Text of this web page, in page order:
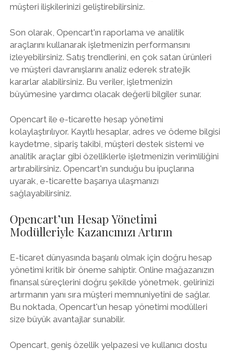
müşteri ilişkilerinizi geliştirebilirsiniz.
Son olarak, Opencart'ın raporlama ve analitik
araçlarını kullanarak işletmenizin performansını
izleyebilirsiniz. Satış trendlerini, en çok satan ürünleri
ve müşteri davranışlarını analiz ederek stratejik
kararlar alabilirsiniz. Bu veriler, işletmenizin
büyümesine yardımcı olacak değerli bilgiler sunar.
Opencart ile e-ticarette hesap yönetimi
kolaylaştırılıyor. Kayıtlı hesaplar, adres ve ödeme bilgisi
kaydetme, sipariş takibi, müşteri destek sistemi ve
analitik araçlar gibi özelliklerle işletmenizin verimliliğini
artırabilirsiniz. Opencart'ın sunduğu bu ipuçlarına
uyarak, e-ticarette başarıya ulaşmanızı
sağlayabilirsiniz.
Opencart’un Hesap Yönetimi
Modülleriyle Kazancınızı Artırın
E-ticaret dünyasında başarılı olmak için doğru hesap
yönetimi kritik bir öneme sahiptir. Online mağazanızın
finansal süreçlerini doğru şekilde yönetmek, gelirinizi
artırmanın yanı sıra müşteri memnuniyetini de sağlar.
Bu noktada, Opencart'un hesap yönetimi modülleri
size büyük avantajlar sunabilir.
Opencart, geniş özellik yelpazesi ve kullanıcı dostu